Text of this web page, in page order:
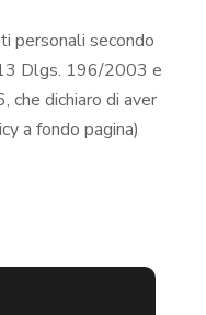
Dlgs. 196/2003 e
dichiaro di aver
a fondo pagina)